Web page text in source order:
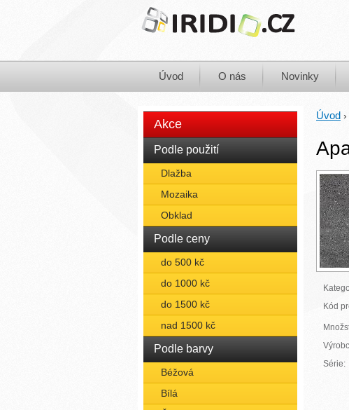
Úvod O nás Novinky
Akce
Podle použití
Dlažba
Mozaika
Obklad
Podle ceny
do 500 kč
do 1000 kč
do 1500 kč
nad 1500 kč
Podle barvy
Béžová
Bílá
Úvod ›
Kód
Série: